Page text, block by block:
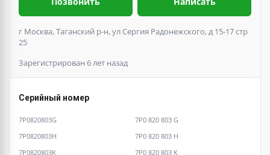
г Москва, Таганский р-н, ул Сергия Радонежского, д 15-17 стр
25
Зарегистрирован 6 лет назад
Серийный номер
7P0820803G
7P0 820 803 G
7P0820803H
7P0 820 803 H
7P0820803K
7P0 820 803 K